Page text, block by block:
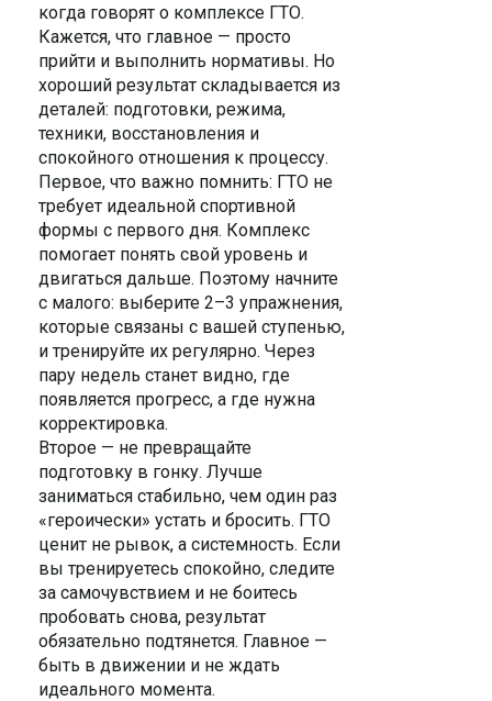
когда говорят о комплексе ГТО.
Кажется, что главное — просто
прийти и выполнить нормативы. Но
хороший результат складывается из
деталей: подготовки, режима,
техники, восстановления и
спокойного отношения к процессу.
Первое, что важно помнить: ГТО не
требует идеальной спортивной
формы с первого дня. Комплекс
помогает понять свой уровень и
двигаться дальше. Поэтому начните
с малого: выберите 2–3 упражнения,
которые связаны с вашей ступенью,
и тренируйте их регулярно. Через
пару недель станет видно, где
появляется прогресс, а где нужна
корректировка.
Второе — не превращайте
подготовку в гонку. Лучше
заниматься стабильно, чем один раз
«героически» устать и бросить. ГТО
ценит не рывок, а системность. Если
вы тренируетесь спокойно, следите
за самочувствием и не боитесь
пробовать снова, результат
обязательно подтянется. Главное —
быть в движении и не ждать
идеального момента.